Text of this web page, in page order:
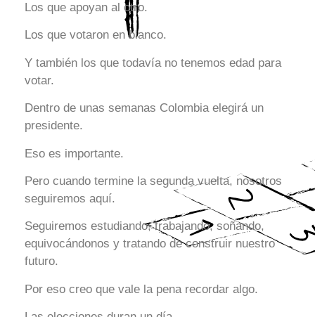
Los que apoyan al otro.
Los que votaron en blanco.
Y también los que todavía no tenemos edad para
votar.
Dentro de unas semanas Colombia elegirá un
presidente.
Eso es importante.
Pero cuando termine la segunda vuelta, nosotros
seguiremos aquí.
Seguiremos estudiando, trabajando, soñando,
equivocándonos y tratando de construir nuestro
futuro.
Por eso creo que vale la pena recordar algo.